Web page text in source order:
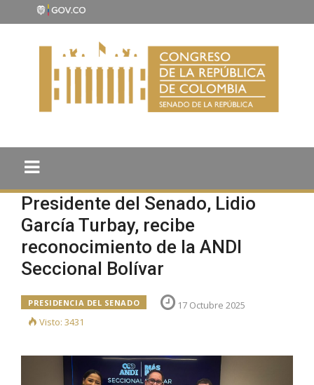
Presidente del Senado, Lidio
García Turbay, recibe
reconocimiento de la ANDI
Seccional Bolívar
PRESIDENCIA DEL SENADO
17 Octubre 2025
Visto: 3431